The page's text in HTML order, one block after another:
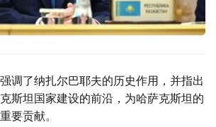
调了纳扎尔巴耶夫的历史作用，并指出
斯坦国家建设的前沿，为哈萨克斯坦的
要贡献。